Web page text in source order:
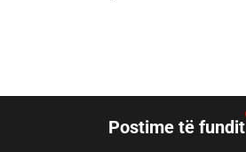
Postime të fundit